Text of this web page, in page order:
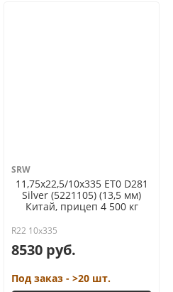
SRW
11,75x22,5/10x335 ET0 D281
Silver (5221105) (13,5 мм)
Китай, прицеп 4 500 кг
R22 10x335
8530 руб.
Под заказ - >20 шт.